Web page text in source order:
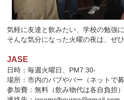
気軽に友達と飲みたい、学校の勉強
そんな気分になった火曜の夜は、ぜひ
JASE
日時：毎週火曜日、PM7:30-
場所：市内のパブやバー（ネットで募
参加費：無料（飲み物代は各自負担）